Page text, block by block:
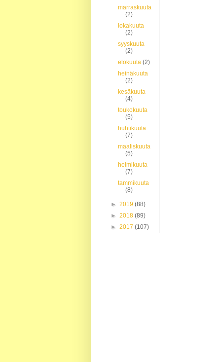
marraskuuta
(2)
lokakuuta
(2)
syyskuuta
(2)
elokuuta (2)
heinäkuuta
(2)
kesäkuuta
(4)
toukokuuta
(5)
huhtikuuta
(7)
maaliskuuta
(5)
helmikuuta
(7)
tammikuuta
(8)
►2019(88)
►2018(89)
►2017(107)